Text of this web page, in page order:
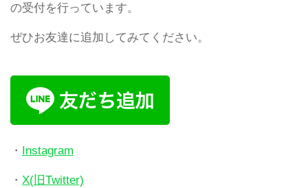
の受付を行っています。
ぜひお友達に追加してみてください。
・ Instagram
・ X(旧Twitter)